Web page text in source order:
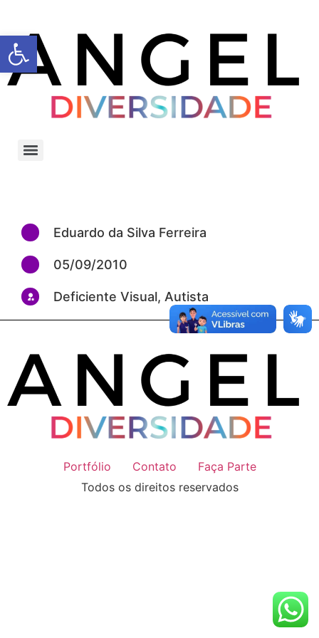
Barra de Ferramentas Aberta
Eduardo da Silva Ferreira
05/09/2010
Deficiente Visual, Autista
Portfólio Contato
Faça Parte
Todos os direitos reservados